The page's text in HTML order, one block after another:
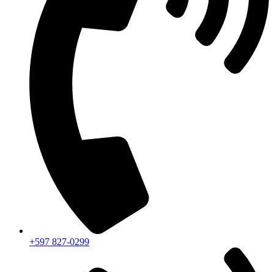
+597 827-0299